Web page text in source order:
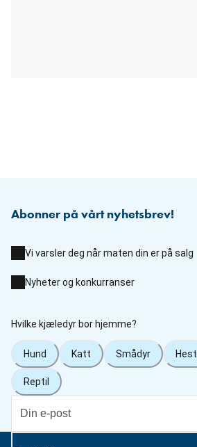
Abonner på vårt nyhetsbrev!
Vi varsler deg når maten din er på salg
Nyheter og konkurranser
Hvilke kjæledyr bor hjemme?
Hund Katt Smådyr Hest
Reptil